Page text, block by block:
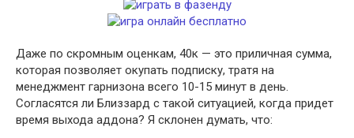
Даже по скромным оценкам, 40к — это приличная сумма,
которая позволяет окупать подписку, тратя на
менеджмент гарнизона всего 10-15 минут в день.
Согласятся ли Близзард с такой ситуацией, когда придет
время выхода аддона? Я склонен думать, что: